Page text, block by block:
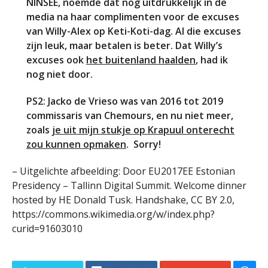
media na haar complimenten voor de excuses
van Willy-Alex op Keti-Koti-dag. Al die excuses
zijn leuk, maar betalen is beter. Dat Willy’s
excuses ook het buitenland haalden, had ik
nog niet door.
PS2: Jacko de Vrieso was van 2016 tot 2019
commissaris van Chemours, en nu niet meer,
zoals je uit mijn stukje op Krapuul onterecht
zou kunnen opmaken. Sorry!
– Uitgelichte afbeelding: Door EU2017EE Estonian
Presidency – Tallinn Digital Summit. Welcome dinner
hosted by HE Donald Tusk. Handshake, CC BY 2.0,
https://commons.wikimedia.org/w/index.php?
curid=91603010